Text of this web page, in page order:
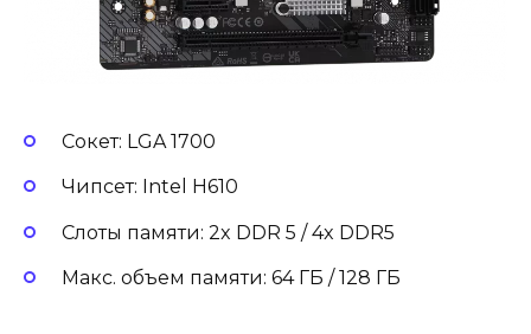
Сокет: LGA 1700
Чипсет: Intel H610
Слоты памяти: 2x DDR 5 / 4x DDR5
Макс. объем памяти: 64 ГБ / 128 ГБ